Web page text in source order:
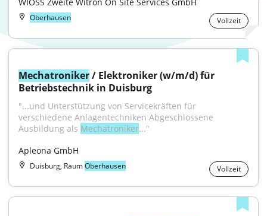
Oberhausen Vollzeit
Mechatroniker / Elektroniker (w/m/d) für
Betriebstechnik in Duisburg
"...und Unterstützung von Servicekräften für
verschiedene Anlagentechniken Abgeschlossene
Ausbildung als Mechatroniker..."
Apleona GmbH
Duisburg, RaumOberhausen Vollzeit